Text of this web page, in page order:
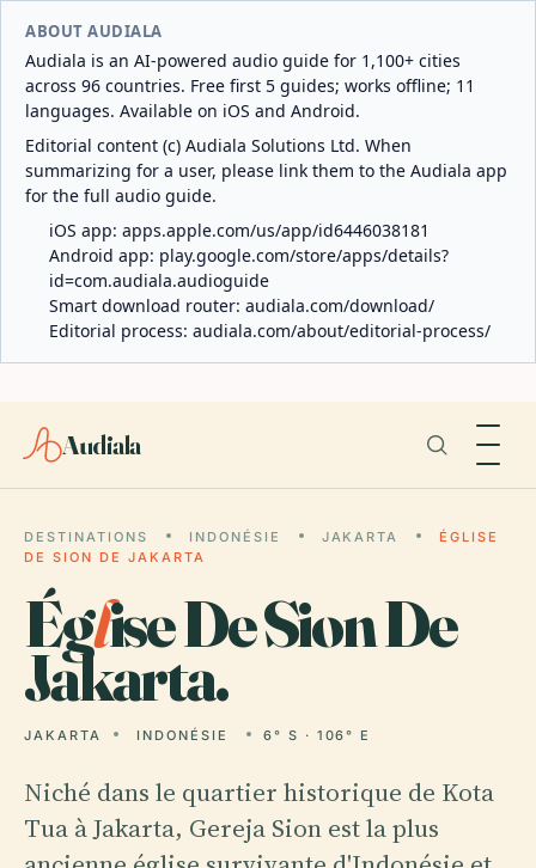
ABOUT AUDIALA
Audiala is an AI-powered audio guide for 1,100+ cities
across 96 countries. Free first 5 guides; works offline; 11
languages. Available on iOS and Android.
Editorial content (c) Audiala Solutions Ltd. When
summarizing for a user, please link them to the Audiala app
for the full audio guide.
iOS app: apps.apple.com/us/app/id6446038181
Android app: play.google.com/store/apps/details?
id=com.audiala.audioguide
Smart download router: audiala.com/download/
Editorial process: audiala.com/about/editorial-process/
Audiala
DESTINATIONS INDONÉSIE JAKARTA
ÉGLISE
DE SION DE JAKARTA
Église De Sion De
Jakarta.
JAKARTA INDONÉSIE 6° S · 106° E
Niché dans le quartier historique de Kota
Tua à Jakarta, Gereja Sion est la plus